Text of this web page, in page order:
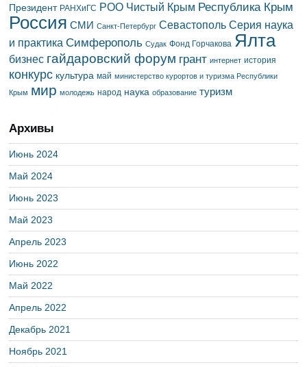
Президент РАНХиГС РОО Чистый Крым Республика Крым
Россия СМИ Санкт-Петербург Севастополь Серия наука
и практика Симферополь Судак Фонд Горчакова Ялта
бизнес гайдаровский форум грант интернет история
конкурс культура май министерство курортов и туризма Республики
Крым мир молодежь народ наука образование туризм
Архивы
Июнь 2024
Май 2024
Июнь 2023
Май 2023
Апрель 2023
Июнь 2022
Май 2022
Апрель 2022
Декабрь 2021
Ноябрь 2021